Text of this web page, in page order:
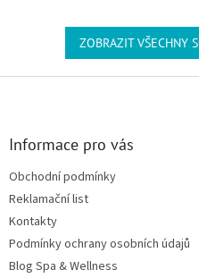
ZOBRAZIT VŠECHNY
Zápatí
Informace pro vás
Obchodní podmínky
Reklamační list
Kontakty
Podmínky ochrany osobních údajů
Blog Spa & Wellness